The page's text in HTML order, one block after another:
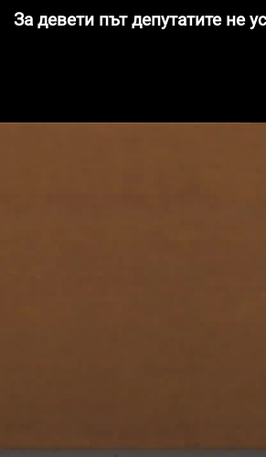
За девети път депутатите не